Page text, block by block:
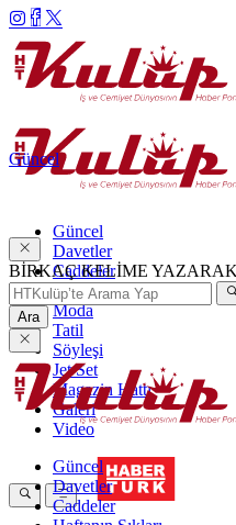
Güncel
Davetler
Caddeler
Haftanın Şıkları
Moda
Tatil
Söyleşi
Jet Set
Magazin Hattı
Galeri
Video
Güncel
BİRKAÇ KELİME
Ara
Güncel
Davetler
Caddeler